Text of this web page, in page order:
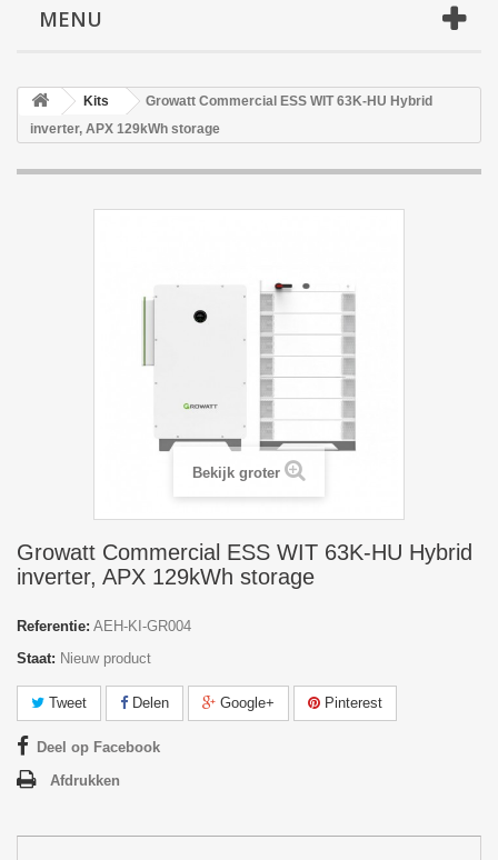
MENU
Kits
Growatt Commercial ESS WIT 63K-HU Hybrid
inverter, APX 129kWh storage
Bekijk groter
Growatt Commercial ESS WIT 63K-HU Hybrid
inverter, APX 129kWh storage
Referentie: AEH-KI-GR004
Staat: Nieuw product
Tweet Delen Google+ Pinterest
Deel op Facebook
Afdrukken